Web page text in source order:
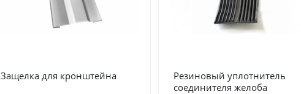
Защелка для кронштейна
Резиновый уплотнитель
соединителя желоба